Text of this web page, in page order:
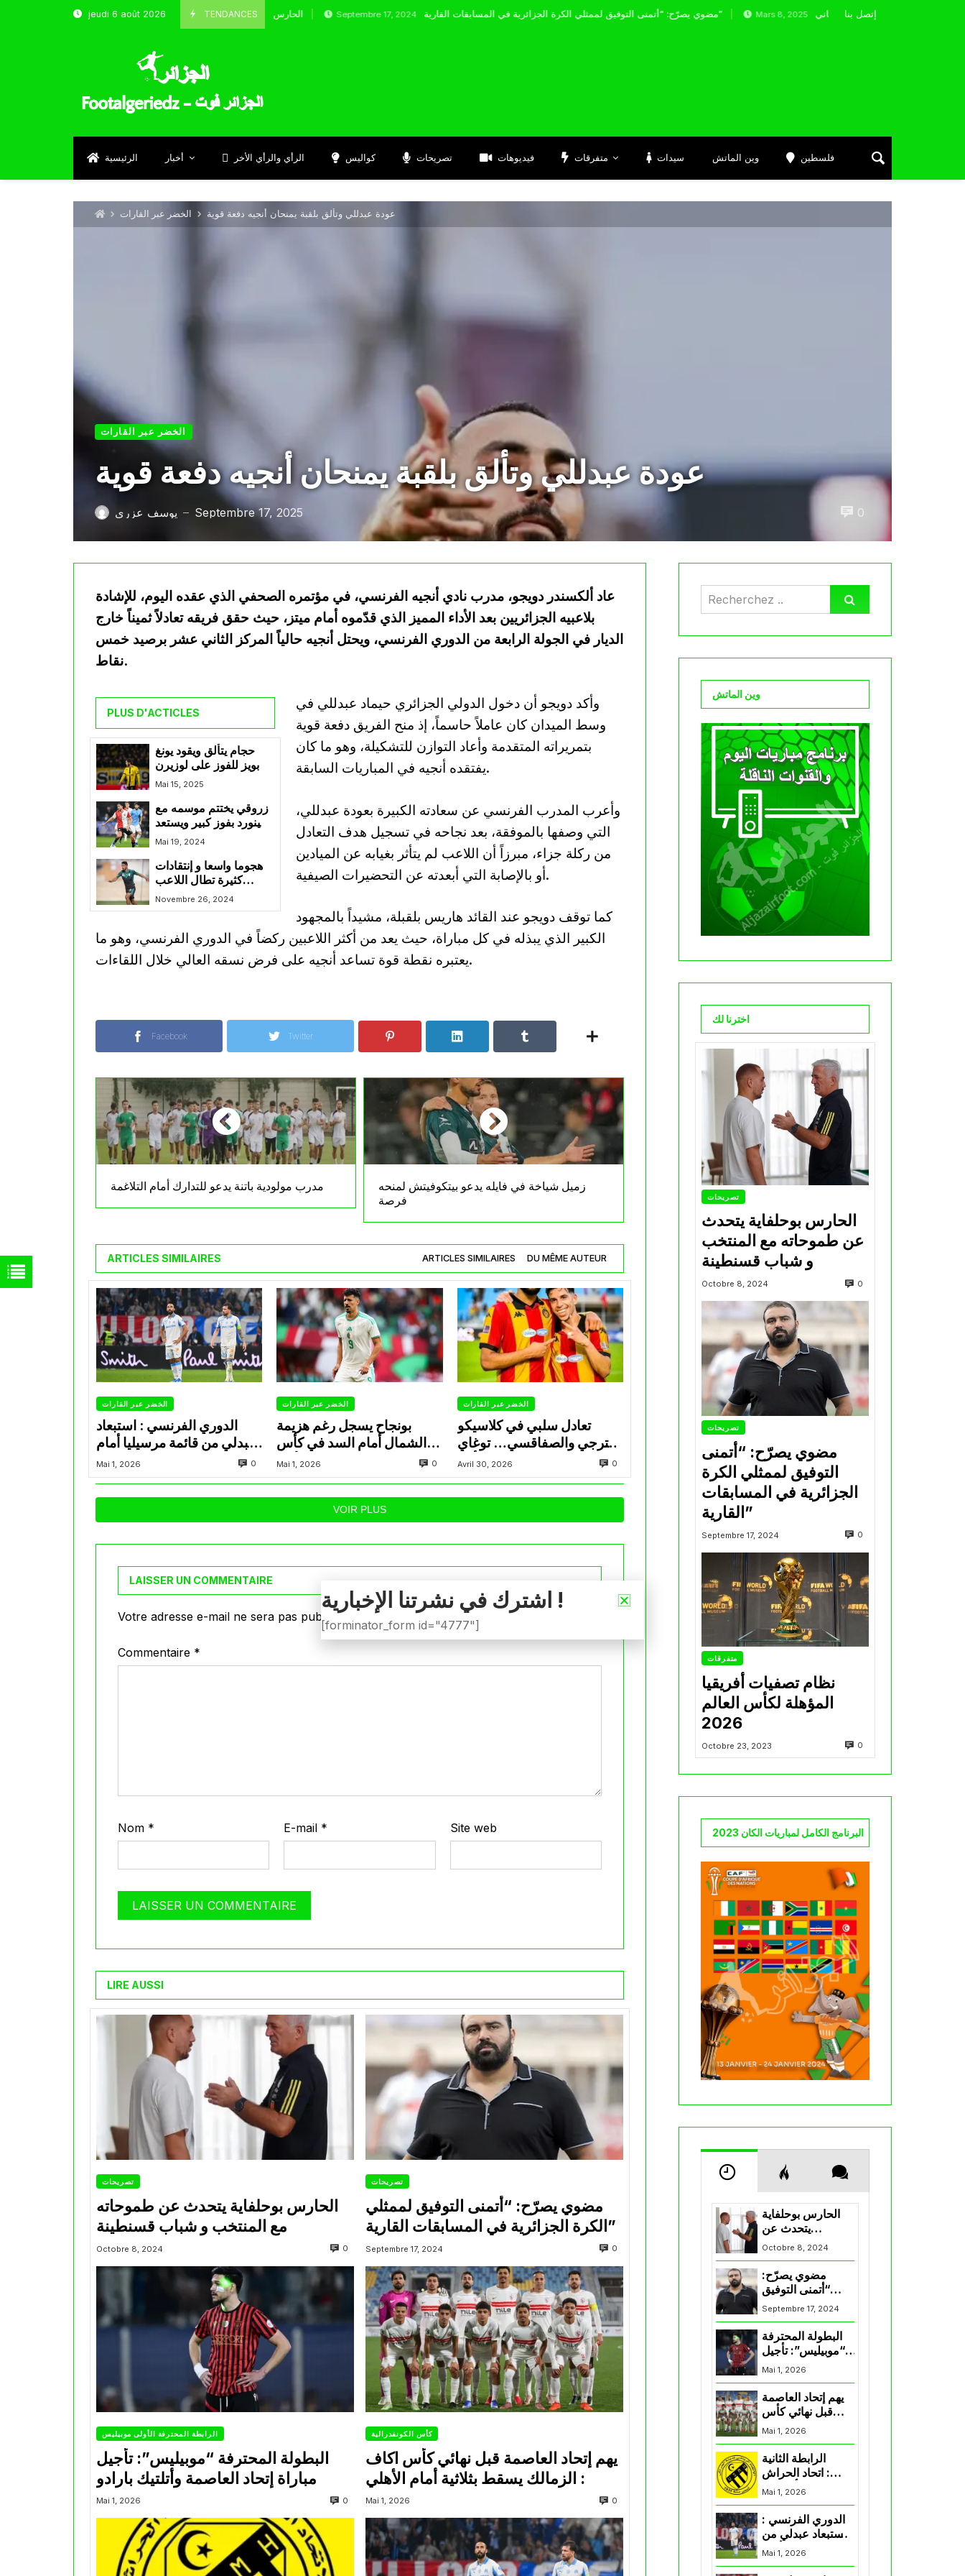
jeudi 6 août 2026 TENDANCES
الحارس بوحلفاية يتحدث عن طموحاته مع المنتخب و شباب Septembre 17, 2024 مضوي يصرّح: “أتمنى التوفيق لممثلي الكرة الجزائرية في المسابقات القارية” Mars 8, 2025 مولدية باتنة ويواصل تصدره لبطولة القسم الثاني
إتصل بنا
الرئيسية أخبار الرأي والرأي الأخر كواليس تصريحات فيديوهات متفرقات سيدات وين الماتش فلسطين
الخضر عبر القارات عودة عبدللي وتألق بلقبة يمنحان أنجيه دفعة قوية
الخضر عبر القارات
عودة عبدللي وتألق بلقبة يمنحان أنجيه دفعة قوية
يوسف عزري — Septembre 17, 2025 0
عاد ألكسندر دويجو، مدرب نادي أنجيه الفرنسي، في مؤتمره الصحفي الذي عقده اليوم، للإشادة
بلاعبيه الجزائريين بعد الأداء المميز الذي قدّموه أمام ميتز، حيث حقق فريقه تعادلاً ثميناً خارج
الديار في الجولة الرابعة من الدوري الفرنسي، ويحتل أنجيه حالياً المركز الثاني عشر برصيد خمس
نقاط.
PLUS D'ACTICLES
حجام يتألق ويقود يونغ
بويز للفوز على لوزيرن
Mai 15, 2025
زروقي يختتم موسمه مع
فينورد بفوز كبير ويستعد
لتحديات جديدة
Mai 19, 2024
هجوما واسعا و إنتقادات
كثيرة تطال اللاعب
الجزائري يسري بوزوق
Novembre 26, 2024
وأكد دويجو أن دخول الدولي الجزائري حيماد عبدللي في
وسط الميدان كان عاملاً حاسماً، إذ منح الفريق دفعة قوية
بتمريراته المتقدمة وأعاد التوازن للتشكيلة، وهو ما كان
يفتقده أنجيه في المباريات السابقة.
وأعرب المدرب الفرنسي عن سعادته الكبيرة بعودة عبدللي،
التي وصفها بالموفقة، بعد نجاحه في تسجيل هدف التعادل
من ركلة جزاء، مبرزاً أن اللاعب لم يتأثر بغيابه عن الميادين
أو بالإصابة التي أبعدته عن التحضيرات الصيفية.
كما توقف دويجو عند القائد هاريس بلقبلة، مشيداً بالمجهود
الكبير الذي يبذله في كل مباراة، حيث يعد من أكثر اللاعبين ركضاً في الدوري الفرنسي، وهو ما
يعتبره نقطة قوة تساعد أنجيه على فرض نسقه العالي خلال اللقاءات.
Facebook Twitter
مدرب مولودية باتنة يدعو للتدارك أمام التلاغمة
زميل شياخة في فايله يدعو بيتكوفيتش لمنحه
فرصة
ARTICLES SIMILAIRES ARTICLES SIMILAIRES DU MÊME AUTEUR
الخضر عبر القارات
الدوري الفرنسي : استبعاد
عبدلي من قائمة مرسيليا أمام
نانت
Mai 1, 2026 0
الخضر عبر القارات
بونجاح يسجل رغم هزيمة
الشمال أمام السد في كأس
الأمير
Mai 1, 2026 0
الخضر عبر القارات
تعادل سلبي في كلاسيكو
الترجي والصفاقسي… توغاي
يهدر ركلة جزاء وبوعالية يتألق
Avril 30, 2026 0
VOIR PLUS
LAISSER UN COMMENTAIRE
Votre adresse e-mail ne sera pas publiée. Les champs obligatoires sont indiqués avec
Commentaire *
Nom * E-mail * Site web
LIRE AUSSI
تصريحات
الحارس بوحلفاية يتحدث عن طموحاته
مع المنتخب و شباب قسنطينة
Octobre 8, 2024 0
تصريحات
مضوي يصرّح: “أتمنى التوفيق لممثلي
الكرة الجزائرية في المسابقات القارية”
Septembre 17, 2024 0
الرابطة المحترفة الأولى موبيليس
البطولة المحترفة “موبيليس”: تأجيل
مباراة إتحاد العاصمة وأتلتيك بارادو
Mai 1, 2026 0
كأس الكونفدرالية
يهم إتحاد العاصمة قبل نهائي كأس اكاف
Mai 1, 2026 0
وين الماتش
اخترنا لك
تصريحات
الحارس بوحلفاية يتحدث
عن طموحاته مع المنتخب
و شباب قسنطينة
Octobre 8, 2024 0
تصريحات
مضوي يصرّح: “أتمنى
التوفيق لممثلي الكرة
الجزائرية في المسابقات
القارية”
Septembre 17, 2024 0
متفرقات
نظام تصفيات أفريقيا
المؤهلة لكأس العالم
2026
Octobre 23, 2023 0
البرنامج الكامل لمباريات الكان 2023
الحارس بوحلفاية
يتحدث عن
طموحاته مع
المنتخب و شباب
قسنطينة
Octobre 8, 2024
مضوي يصرّح:
“أتمنى التوفيق
لممثلي الكرة
الجزائرية في
Septembre 17, 2024
البطولة المحترفة
“موبيليس”: تأجيل
مباراة إتحاد
العاصمة وأتلتيك
بارادو
Mai 1, 2026
يهم إتحاد العاصمة
قبل نهائي كأس
اكاف : الزمالك
يسقط بثلاثية أمام
Mai 1, 2026
الرابطة الثانية
: اتحاد الحراش
يحسم التأهل إلى
“البلاي أوف”
Mai 1, 2026
الدوري الفرنسي :
استبعاد عبدلي من
قائمة مرسيليا أمام
Mai 1, 2026
اشترك في نشرتنا الإخبارية !
[forminator_form id="4777"]